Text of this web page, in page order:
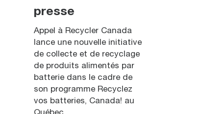
presse
Appel à Recycler Canada
lance une nouvelle initiative
de collecte et de recyclage
de produits alimentés par
batterie dans le cadre de
son programme Recyclez
vos batteries, Canada! au